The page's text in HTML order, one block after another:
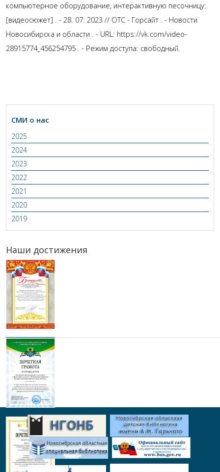
компьютерное оборудование, интерактивную песочницу:
[видеосюжет] . - 28. 07. 2023 // ОТС - Горсайт . - Новости
Новосибирска и области . - URL: https://vk.com/video-
28915774_456254795 . - Режим доступа: свободный.
СМИ о нас
2025
2024
2023
2022
2021
2020
2019
Наши достижения